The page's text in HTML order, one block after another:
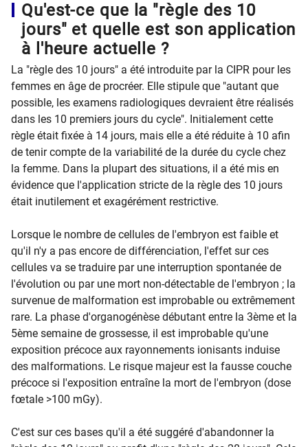
Qu'est-ce que la "règle des 10
jours" et quelle est son application
à l'heure actuelle ?
La "règle des 10 jours" a été introduite par la CIPR pour les
femmes en âge de procréer. Elle stipule que "autant que
possible, les examens radiologiques devraient être réalisés
dans les 10 premiers jours du cycle". Initialement cette
règle était fixée à 14 jours, mais elle a été réduite à 10 afin
de tenir compte de la variabilité de la durée du cycle chez
la femme. Dans la plupart des situations, il a été mis en
évidence que l'application stricte de la règle des 10 jours
était inutilement et exagérément restrictive.
Lorsque le nombre de cellules de l'embryon est faible et
qu'il n'y a pas encore de différenciation, l'effet sur ces
cellules va se traduire par une interruption spontanée de
l'évolution ou par une mort non-détectable de l'embryon ; la
survenue de malformation est improbable ou extrêmement
rare. La phase d'organogénèse débutant entre la 3ème et la
5ème semaine de grossesse, il est improbable qu'une
exposition précoce aux rayonnements ionisants induise
des malformations. Le risque majeur est la fausse couche
précoce si l'exposition entraîne la mort de l'embryon (dose
fœtale >100 mGy).
C'est sur ces bases qu'il a été suggéré d'abandonner la